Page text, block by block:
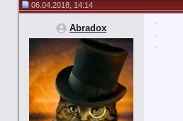
06.04.2018, 14:14
Abradox